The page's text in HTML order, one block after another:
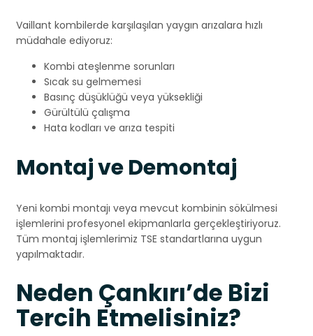
Vaillant kombilerde karşılaşılan yaygın arızalara hızlı
müdahale ediyoruz:
Kombi ateşlenme sorunları
Sıcak su gelmemesi
Basınç düşüklüğü veya yüksekliği
Gürültülü çalışma
Hata kodları ve arıza tespiti
Montaj ve Demontaj
Yeni kombi montajı veya mevcut kombinin sökülmesi
işlemlerini profesyonel ekipmanlarla gerçekleştiriyoruz.
Tüm montaj işlemlerimiz TSE standartlarına uygun
yapılmaktadır.
Neden Çankırı’de Bizi
Tercih Etmelisiniz?